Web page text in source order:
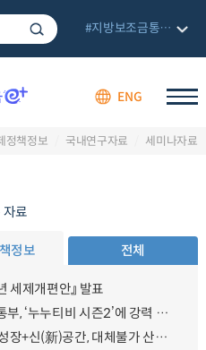
ENG
#지방보조금통합관리망
정책정보 국내연구자료 세미나자료
자료
정보 전체
세제개편안』 발표
과기정통부, ‘누누티비 시즌2’에 강력 대응 의지 밝혀
“초(超)성장+신(新)공간, 대체불가 산업강국”